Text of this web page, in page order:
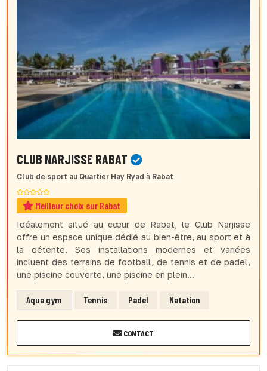
CLUB NARJISSE RABAT
Club de sport au Quartier Hay Ryad à Rabat
Meilleur choix sur Rabat
Idéalement situé au cœur de Rabat, le Club Narjisse
offre un espace unique dédié au bien-être, au sport et à
la détente. Ses installations modernes et variées
incluent des terrains de football, de tennis et de padel,
une piscine couverte, une piscine en plein...
Aqua gym Tennis Padel Natation
CONTACT